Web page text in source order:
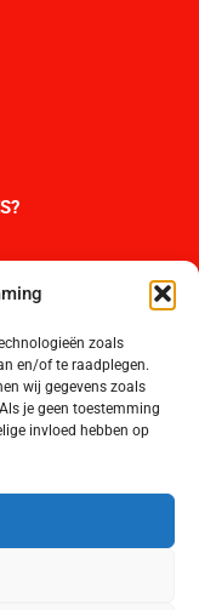
zoals
en/of te raadplegen.
wij gegevens zoals
je geen toestemming
invloed hebben op
wordt thuis per